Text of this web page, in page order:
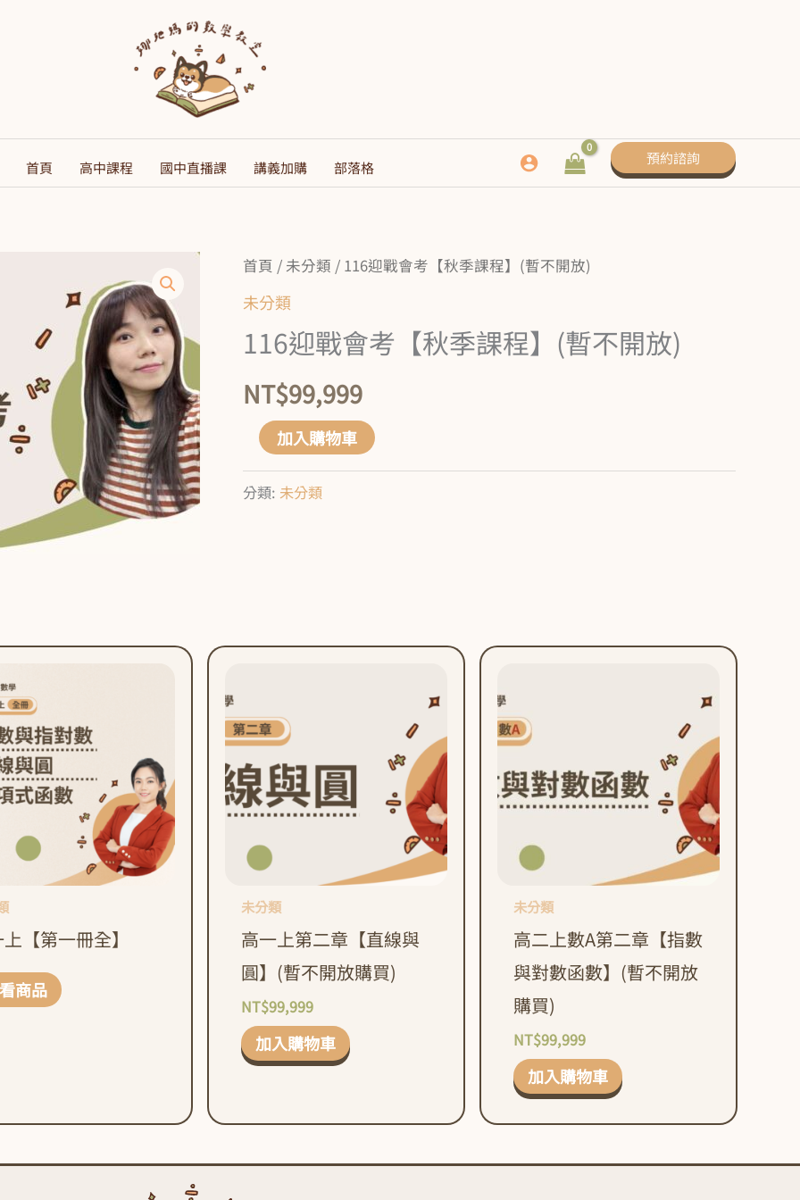
首頁 高中課程 國中直播課 講義加購 部落格
預約諮詢
首頁 / 未分類 / 116迎戰會考【秋季課程】(暫不開放)
未分類
116迎戰會考【秋季課程】(暫不開放)
NT$99,999
116
迎
會
考
課
程】
數
加入購物車
分類: 未分類
【第一冊全】
商品
未分類
高一上第二章【直線與
圓】(暫不開放購買)
NT$99,999
加入購物車
未分類
高二上數A第二章【指數
與對數函數】(暫不開放
購買)
NT$99,999
加入購物車